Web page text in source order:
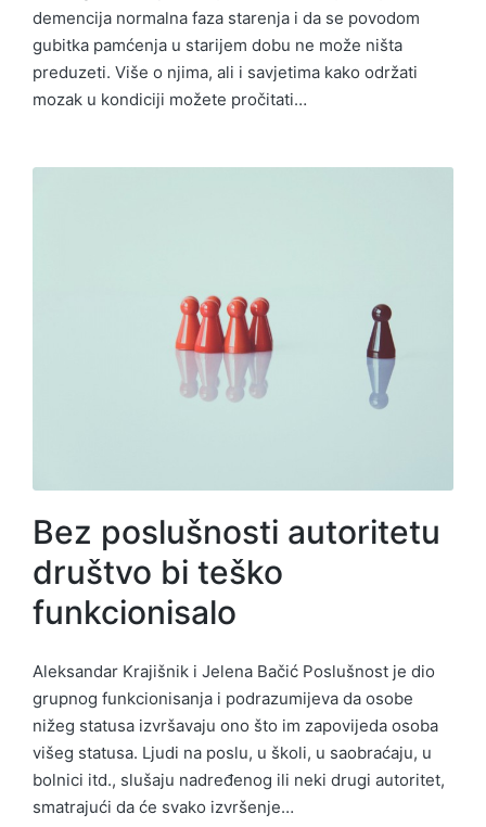
demencija normalna faza starenja i da se povodom
gubitka pamćenja u starijem dobu ne može ništa
preduzeti. Više o njima, ali i savjetima kako održati
mozak u kondiciji možete pročitati…
Bez poslušnosti autoritetu
društvo bi teško
funkcionisalo
Aleksandar Krajišnik i Jelena Bačić Poslušnost je dio
grupnog funkcionisanja i podrazumijeva da osobe
nižeg statusa izvršavaju ono što im zapovijeda osoba
višeg statusa. Ljudi na poslu, u školi, u saobraćaju, u
bolnici itd., slušaju nadređenog ili neki drugi autoritet,
smatrajući da će svako izvršenje…